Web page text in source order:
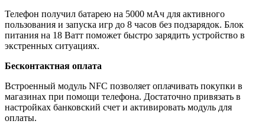
Телефон получил батарею на 5000 мАч для активного
пользования и запуска игр до 8 часов без подзарядок. Блок
питания на 18 Ватт поможет быстро зарядить устройство в
экстренных ситуациях.
Бесконтактная оплата
Встроенный модуль NFC позволяет оплачивать покупки в
магазинах при помощи телефона. Достаточно привязать в
настройках банковский счет и активировать модуль для
оплаты.